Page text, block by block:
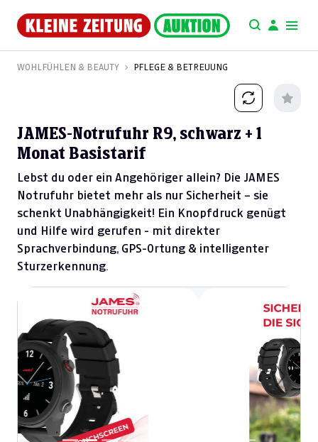
WOHLFÜHLEN & BEAUTY PFLEGE & BETREUUNG
JAMES-Notrufuhr R9, schwarz + 1
Monat Basistarif
Lebst du oder ein Angehöriger allein? Die JAMES
Notrufuhr bietet mehr als nur Sicherheit – sie
schenkt Unabhängigkeit! Ein Knopfdruck genügt
und Hilfe wird gerufen - mit direkter
Sprachverbindung, GPS-Ortung & intelligenter
Sturzerkennung.
Previous Next